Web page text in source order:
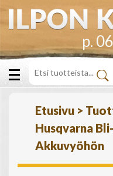
p.
Etusivu >
Husqvarna
Akkuvyöhön